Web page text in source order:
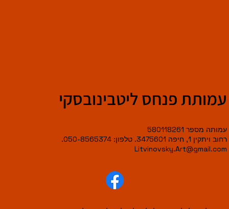
עמותת פנחס ליטבינובסקי
עמותה מספר 580118261
רחוב ויתקין 1, חיפה 3475601. טלפון: 050-8565374.
Litvinovsky.Art@gmail.com